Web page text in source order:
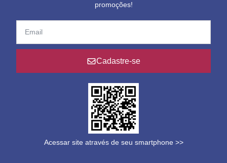
promoções!
Cadastre-se
Acessar site através de seu smartphone >>